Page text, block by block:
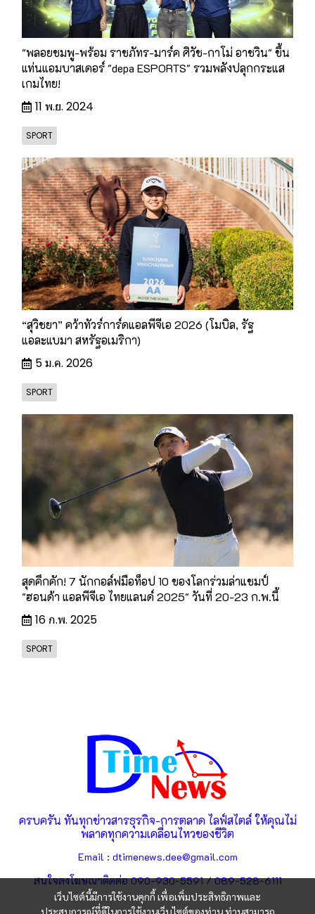
"พลอยชมพู-พร้อม ราชภัทร-มาร์ค ศิวัช-กาโม่ อาชวิน" ขึ้น
แท่นแอมบาสเดอร์ "depa ESPORTS" รวมพลังปลุกกระแส
เกมไทย!
11 พ.ย. 2024
SPORT
“สุวิชยา” คว้าทัวร์การ์ดแอลพีจีเอ 2026 (โมบิล, รัฐ
แอละแบมา สหรัฐอเมริกา)
5 ม.ค. 2026
SPORT
️สุดคึกคัก! 7 นักกอล์ฟมือท็อป 10 ของโลกร่วมล่าแชมป์
"ฮอนด้า แอลพีจีเอ ไทยแลนด์ 2025" วันที่ 20-23 ก.พ.นี้
16 ก.พ. 2025
SPORT
เว็บไซต์นี้มีการใช้งานคุกกี้ เพื่อเพิ่มประสิทธิภาพและ
ประสบการณ์ที่ดีในการใช้งานเว็บไซต์ของท่าน ท่านสามารถ
ครบครัน ทันทุกข่าวสารธุรกิจ-การตลาด ไลฟ์สไตล์ ให้คุณไม่
พลาดทุกความเคลื่อนไหวของชีวิต
Email : dtimenews.dee@gmail.com
สนใจลงโฆษณาติดต่อ 090-930-5591 / 089-528-6111